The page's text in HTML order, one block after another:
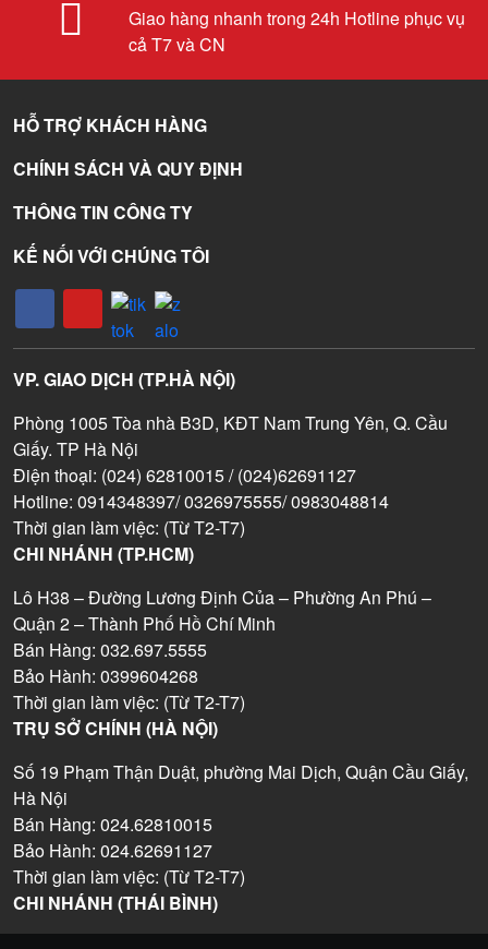
Giao hàng nhanh trong 24h Hotline phục vụ
cả T7 và CN
HỖ TRỢ KHÁCH HÀNG
CHÍNH SÁCH VÀ QUY ĐỊNH
THÔNG TIN CÔNG TY
KẾ NỐI VỚI CHÚNG TÔI
VP. GIAO DỊCH (TP.HÀ NỘI)
Phòng 1005 Tòa nhà B3D, KĐT Nam Trung Yên, Q. Cầu
Giấy. TP Hà Nội
Điện thoại: (024) 62810015 / (024)62691127
Hotline: 0914348397/ 0326975555/ 0983048814
Thời gian làm việc: (Từ T2-T7)
CHI NHÁNH (TP.HCM)
Lô H38 – Đường Lương Định Của – Phường An Phú –
Quận 2 – Thành Phố Hồ Chí Minh
Bán Hàng: 032.697.5555
Bảo Hành: 0399604268
Thời gian làm việc: (Từ T2-T7)
TRỤ SỞ CHÍNH (HÀ NỘI)
Số 19 Phạm Thận Duật, phường Mai Dịch, Quận Cầu Giấy,
Hà Nội
Bán Hàng: 024.62810015
Bảo Hành: 024.62691127
Thời gian làm việc: (Từ T2-T7)
CHI NHÁNH (THÁI BÌNH)